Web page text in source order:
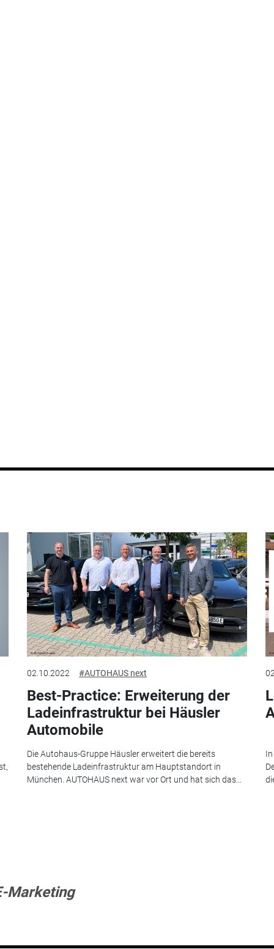
02.10.2022 #AUTOHAUS next
Best-Practice: Erweiterung der
Ladeinfrastruktur bei Häusler
Automobile
Die Autohaus-Gruppe Häusler erweitert die bereits
bestehende Ladeinfrastruktur am Hauptstandort in
München. AUTOHAUS next war vor Ort und hat sich das...
Marketing